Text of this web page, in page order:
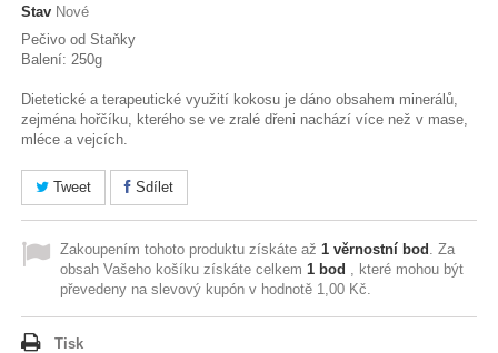
Stav Nové
Pečivo od Staňky
Balení: 250g
Dietetické a terapeutické využití kokosu je dáno obsahem minerálů,
zejména hořčíku, kterého se ve zralé dřeni nachází více než v mase,
mléce a vejcích.
Tweet Sdílet
Zakoupením tohoto produktu získáte až1 věrnostní bod . Za
obsah Vašeho košíku získáte celkem1 bod , které mohou být
převedeny na slevový kupón v hodnotě 1,00 Kč.
Tisk